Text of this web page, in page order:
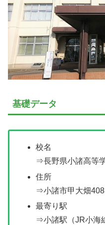
基礎データ
校名
⇒長野県小諸高等
住所
⇒小諸市甲大畑
最寄り駅
⇒小諸駅（JR小海